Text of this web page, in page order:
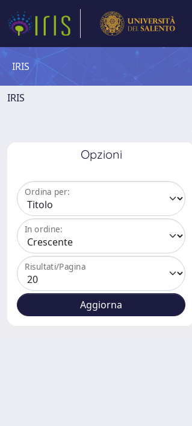
IRIS
IRIS
Opzioni
Ordina per:
In ordine:
Risultati/Pagina